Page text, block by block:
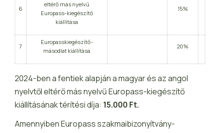
6
eltérő más nyelvű
Europass-kiegészítő
kiállítása
15%
7
Europasskiegészítő-
másodlat kiállítása
20%
2024-ben a fentiek alapján a magyar és az angol
nyelvtől eltérő más nyelvű Europass-kiegészítő
kiállításának térítési díja: 15.000 Ft.
Amennyiben Europass szakmaibizonyítvány-